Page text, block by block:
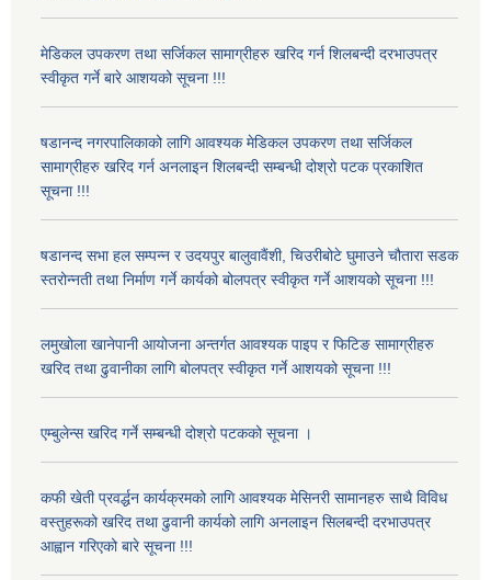
मेडिकल उपकरण तथा सर्जिकल सामाग्रीहरु खरिद गर्न शिलबन्दी दरभाउपत्र
स्वीकृत गर्ने बारे आशयको सूचना !!!
षडानन्द नगरपालिकाको लागि आवश्यक मेडिकल उपकरण तथा सर्जिकल
सामाग्रीहरु खरिद गर्न अनलाइन शिलबन्दी सम्बन्धी दोश्रो पटक प्रकाशित
सूचना !!!
षडानन्द सभा हल सम्पन्न र उदयपुर बालुवावैंशी, चिउरीबोटे घुमाउने चौतारा सडक
स्तरोन्नती तथा निर्माण गर्ने कार्यको बोलपत्र स्वीकृत गर्ने आशयको सूचना !!!
लमुखोला खानेपानी आयोजना अन्तर्गत आवश्यक पाइप र फिटिङ सामाग्रीहरु
खरिद तथा ढुवानीका लागि बोलपत्र स्वीकृत गर्ने आशयको सूचना !!!
एम्बुलेन्स खरिद गर्ने सम्बन्धी दोश्रो पटकको सूचना ।
कफी खेती प्रवर्द्धन कार्यक्रमको लागि आवश्यक मेसिनरी सामानहरु साथै विविध
वस्तुहरूको खरिद तथा ढुवानी कार्यको लागि अनलाइन सिलबन्दी दरभाउपत्र
आह्वान गरिएको बारे सूचना !!!